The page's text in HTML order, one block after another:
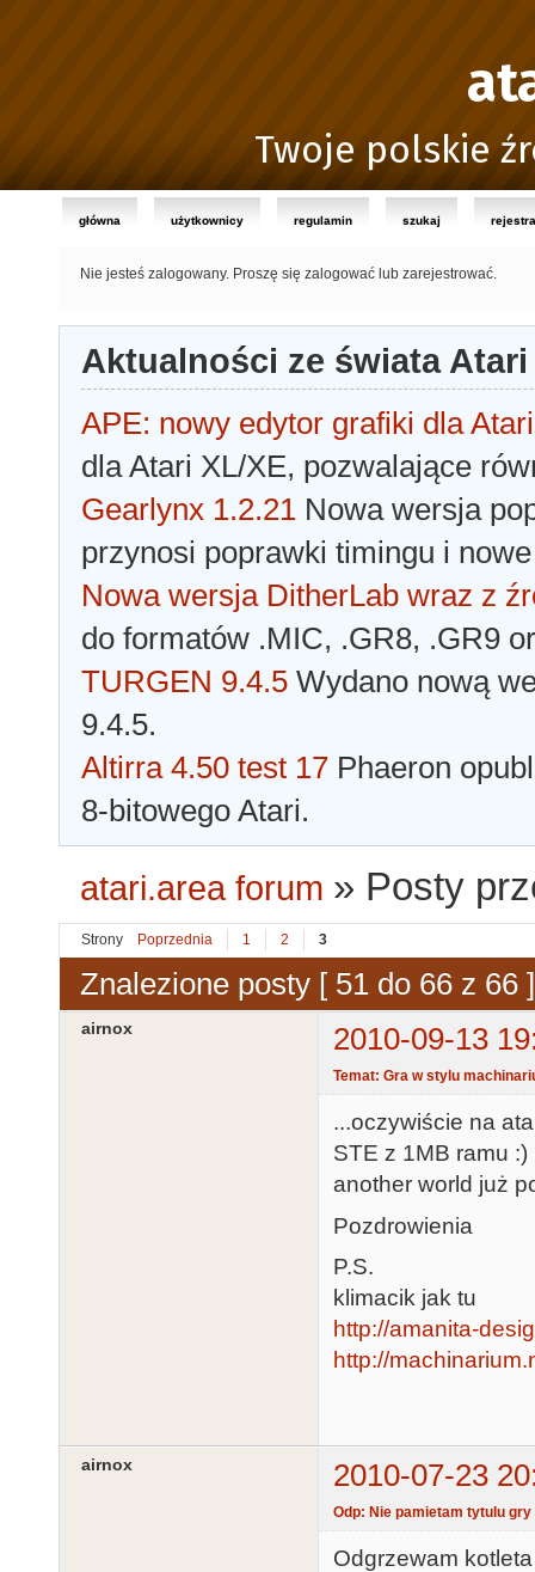
Twoje polskie
główna użytkownicy regulamin szukaj
Nie jesteś zalogowany. Proszę się zalogować lub zarejestrować.
Aktualności ze świata Atari
APE: nowy edytor grafiki dla Atari
dla Atari XL/XE, pozwalające
Gearlynx 1.2.21 Nowa wersja
przynosi poprawki timingu i
Nowa wersja DitherLab wraz z
do formatów .MIC, .GR8, .GR9
TURGEN 9.4.5 Wydano nową
9.4.5.
Altirra 4.50 test 17 Phaeron
8-bitowego Atari.
atari.area forum » Posty
Strony Poprzednia 1 2 3
Znalezione posty [ 51 do 66 z 66 ]
airnox 2010-09-13
Temat: Gra w stylu
...oczywiście na
STE z 1MB ramu
another world już
Pozdrowienia
P.S.
klimacik jak tu
http://amanita-
http://
airnox 2010-07-23
Odp: Nie pamietam tytulu gry
Odgrzewam